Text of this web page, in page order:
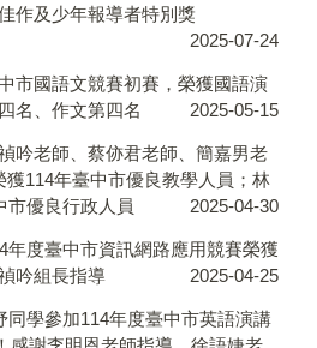
作及少年報導者特別獎
2025-07-24
市國語文競賽初賽，榮獲國語演
名、作文第四名
2025-05-15
吟老師、蔡㑊君老師、簡嘉男老
獲114年臺中市優良教學人員；林
市優良行政人員
2025-04-30
年度臺中市資訊網路應用競賽榮獲
吟組長指導
2025-04-25
同學參加114年度臺中市英語演講